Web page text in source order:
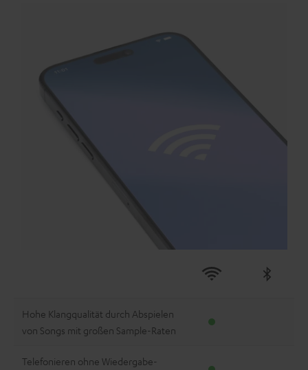
Hohe Klangqualität durch Abspielen
von Songs mit großen Sample-Raten
Telefonieren ohne Wiedergabe-